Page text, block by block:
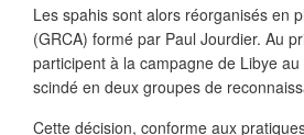
Les spahis sont alors réorganisés en
(GRCA) formé par Paul Jourdier. Au
participent à la campagne de Libye
scindé en deux groupes de
Cette décision, conforme aux